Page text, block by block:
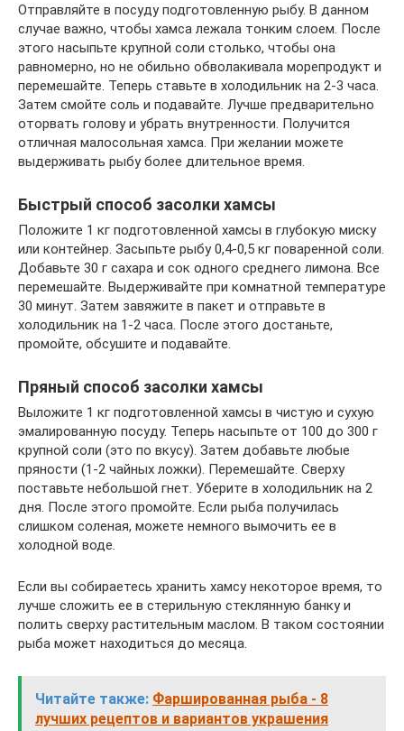
Отправляйте в посуду подготовленную рыбу. В данном
случае важно, чтобы хамса лежала тонким слоем. После
этого насыпьте крупной соли столько, чтобы она
равномерно, но не обильно обволакивала морепродукт и
перемешайте. Теперь ставьте в холодильник на 2-3 часа.
Затем смойте соль и подавайте. Лучше предварительно
оторвать голову и убрать внутренности. Получится
отличная малосольная хамса. При желании можете
выдерживать рыбу более длительное время.
Быстрый способ засолки хамсы
Положите 1 кг подготовленной хамсы в глубокую миску
или контейнер. Засыпьте рыбу 0,4-0,5 кг поваренной соли.
Добавьте 30 г сахара и сок одного среднего лимона. Все
перемешайте. Выдерживайте при комнатной температуре
30 минут. Затем завяжите в пакет и отправьте в
холодильник на 1-2 часа. После этого достаньте,
промойте, обсушите и подавайте.
Пряный способ засолки хамсы
Выложите 1 кг подготовленной хамсы в чистую и сухую
эмалированную посуду. Теперь насыпьте от 100 до 300 г
крупной соли (это по вкусу). Затем добавьте любые
пряности (1-2 чайных ложки). Перемешайте. Сверху
поставьте небольшой гнет. Уберите в холодильник на 2
дня. После этого промойте. Если рыба получилась
слишком соленая, можете немного вымочить ее в
холодной воде.
Если вы собираетесь хранить хамсу некоторое время, то
лучше сложить ее в стерильную стеклянную банку и
полить сверху растительным маслом. В таком состоянии
рыба может находиться до месяца.
Читайте также: Фаршированная рыба - 8
лучших рецептов и вариантов украшения